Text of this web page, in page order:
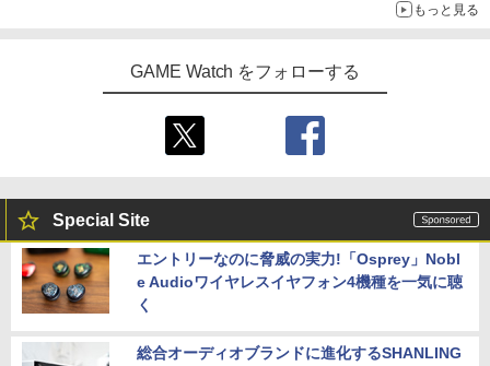
もっと見る
GAME Watch をフォローする
Special Site
エントリーなのに脅威の実力!「Osprey」Nobl
e Audioワイヤレスイヤフォン4機種を一気に聴
く
総合オーディオブランドに進化するSHANLING